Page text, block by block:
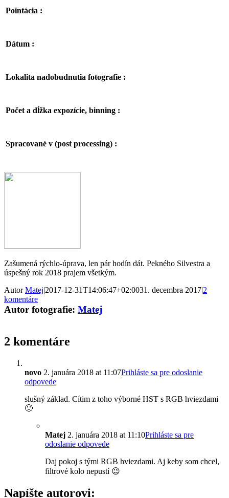
Pointácia :
Dátum :
Lokalita nadobudnutia fotografie :
Počet a dĺžka expozície, binning :
Spracované v (post processing) :
Facebook
Email
Zašumená rýchlo-úprava, len pár hodín dát. Pekného Silvestra a
úspešný rok 2018 prajem všetkým.
AutorMatej|2017-12-31T14:06:47+02:0031. decembra 2017|2
komentáre
Autor fotografie: Matej
2 komentáre
novo 2. januára 2018 at 11:07Prihláste sa pre odoslanie
odpovede
slušný základ. Cítim z toho výborné HST s RGB hviezdami
🙂
Matej 2. januára 2018 at 11:10Prihláste sa pre
odoslanie odpovede
Daj pokoj s tými RGB hviezdami. Aj keby som chcel,
filtrové kolo nepustí 😉
Napíšte autorovi: